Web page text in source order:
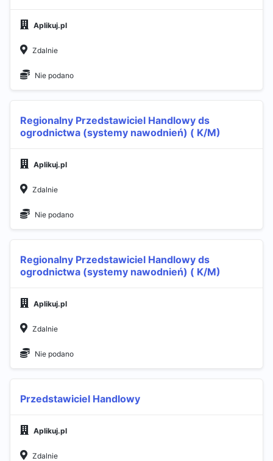
Aplikuj.pl
Zdalnie
Nie podano
Regionalny Przedstawiciel Handlowy ds
ogrodnictwa (systemy nawodnień) ( K/M)
Aplikuj.pl
Zdalnie
Nie podano
Regionalny Przedstawiciel Handlowy ds
ogrodnictwa (systemy nawodnień) ( K/M)
Aplikuj.pl
Zdalnie
Nie podano
Przedstawiciel Handlowy
Aplikuj.pl
Zdalnie